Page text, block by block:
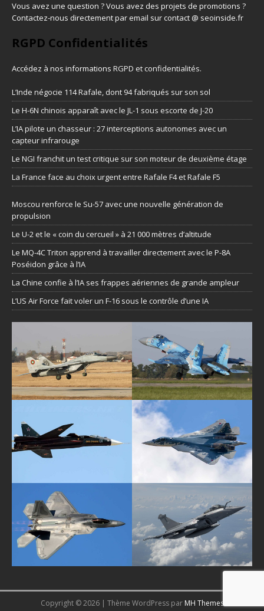
Vous avez une question ? Vous avez des projets de promotions ?
Contactez-nous directement par email sur contact @ seoinside.fr
RGPD Confidentialités
Accédez à nos informations RGPD et confidentialités.
L’Inde négocie 114 Rafale, dont 94 fabriqués sur son sol
Le H-6N chinois apparaît avec le JL-1 sous escorte de J-20
L’IA pilote un chasseur : 27 interceptions autonomes avec un
capteur infrarouge
Le NGI franchit un test critique sur son moteur de deuxième étage
La France face au choix urgent entre Rafale F4 et Rafale F5
Moscou renforce le Su-57 avec une nouvelle génération de
propulsion
Le U-2 et le « coin du cercueil » à 21 000 mètres d’altitude
Le MQ-4C Triton apprend à travailler directement avec le P-8A
Poséidon grâce à l’IA
La Chine confie à l’IA ses frappes aériennes de grande ampleur
L’US Air Force fait voler un F-16 sous le contrôle d’une IA
Copyright © 2026 | Thème WordPress par MH Themes